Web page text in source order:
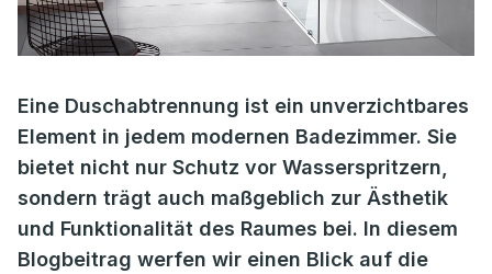
Eine Duschabtrennung ist ein unverzichtbares
Element in jedem modernen Badezimmer. Sie
bietet nicht nur Schutz vor Wasserspritzern,
sondern trägt auch maßgeblich zur Ästhetik
und Funktionalität des Raumes bei. In diesem
Blogbeitrag werfen wir einen Blick auf die